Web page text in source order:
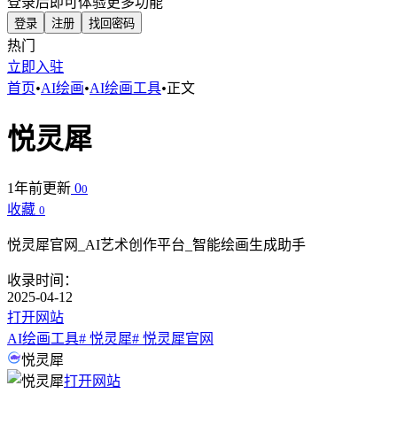
登录 注册 找回密码
热门
立即入驻
首页•AI绘画•AI绘画工具•正文
悦灵犀
1年前更新 00
收藏 0
悦灵犀官网_AI艺术创作平台_智能绘画生成助手
收录时间：
2025-04-12
打开网站
AI绘画工具# 悦灵犀# 悦灵犀官网
悦灵犀
打开网站